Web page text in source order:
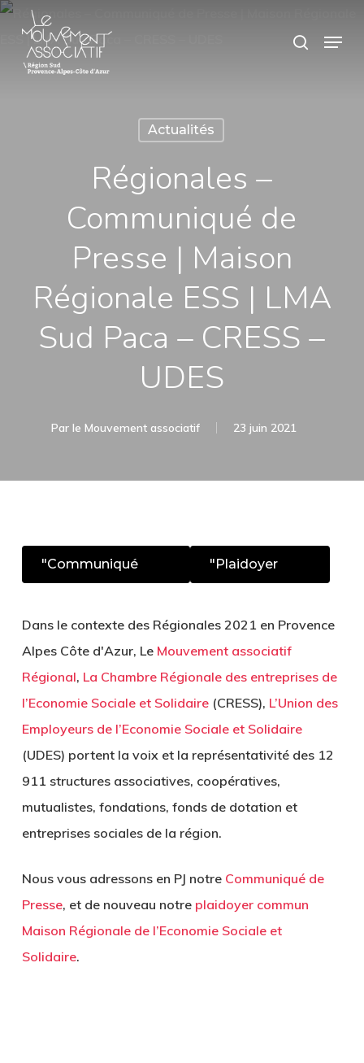
Skip
main
search
Menu
Actualités
Régionales –
Communiqué de
Presse | Maison
Régionale ESS | LMA
Sud Paca – CRESS –
UDES
Par le Mouvement associatif 23 juin 2021
"Communiqué "Plaidoyer
Dans le contexte des Régionales 2021 en Provence
Alpes Côte d'Azur, Le Mouvement associatif
Régional, La Chambre Régionale des entreprises de
l’Economie Sociale et Solidaire(CRESS), L’Union des
Employeurs de l’Economie Sociale et Solidaire
(UDES) portent la voix et la représentativitédes 12
911 structures associatives, coopératives,
mutualistes, fondations, fonds de dotation et
entreprises sociales de la région.
Nous vous adressons en PJ notre Communiqué de
Presse, et de nouveau notre plaidoyer commun
Maison Régionale de l’Economie Sociale et
Solidaire.
Panneau de gestion des cookies